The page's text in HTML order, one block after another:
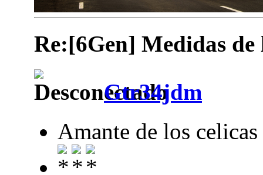
Re:[6Gen] Medidas de
Gtr34jdm
Amante de los celicas